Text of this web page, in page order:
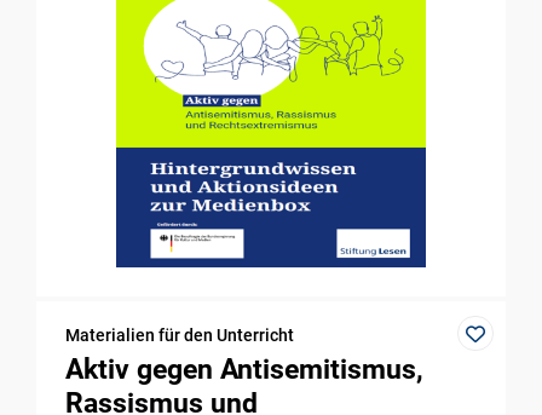
Materialien für den Unterricht
Aktiv gegen Antisemitismus,
Rassismus und